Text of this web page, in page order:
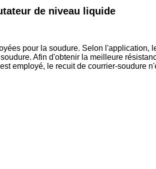
de niveau liquide
pour la soudure. Selon l'application,
Afin d'obtenir la meilleure
employé, le recuit de courrier-soudure